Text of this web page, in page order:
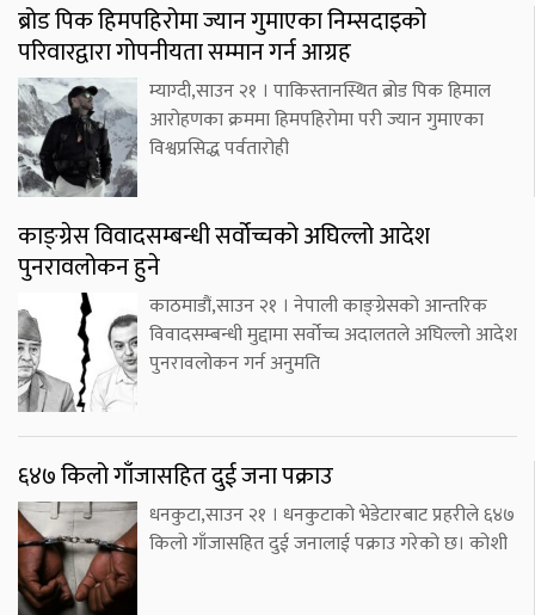
ब्रोड पिक हिमपहिरोमा ज्यान गुमाएका निम्सदाइको
परिवारद्वारा गोपनीयता सम्मान गर्न आग्रह
म्याग्दी,साउन २१ । पाकिस्तानस्थित ब्रोड पिक हिमाल
आरोहणका क्रममा हिमपहिरोमा परी ज्यान गुमाएका
विश्वप्रसिद्ध पर्वतारोही
काङ्ग्रेस विवादसम्बन्धी सर्वोच्चको अघिल्लो आदेश
पुनरावलोकन हुने
काठमाडौं,साउन २१ । नेपाली काङ्ग्रेसको आन्तरिक
विवादसम्बन्धी मुद्दामा सर्वोच्च अदालतले अघिल्लो आदेश
पुनरावलोकन गर्न अनुमति
६४७ किलो गाँजासहित दुई जना पक्राउ
धनकुटा,साउन २१ । धनकुटाको भेडेटारबाट प्रहरीले ६४७
किलो गाँजासहित दुई जनालाई पक्राउ गरेको छ। कोशी